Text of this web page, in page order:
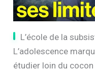
L’école de la
L’adolescence
étudier loin du